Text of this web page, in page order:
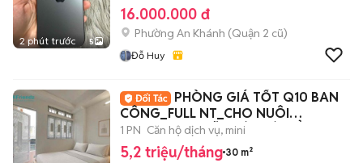
2 phút trước 5
16.000.000 đ
Phường An Khánh (Quận 2 cũ)
Đỗ Huy
PHÒNG GIÁ TỐT Q10 BAN
CÔNG_FULL NT_CHO NUÔI
PET_NGAY NGÃ 7 LÝ THÁI TỔ
1 PN Căn hộ dịch vụ, mini
5,2 triệu/tháng 30 m²